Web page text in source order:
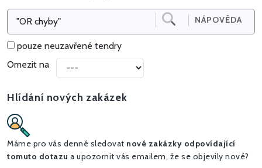
NÁPOVĚDA
pouze neuzavřené tendry
Omezit na
Hlídání nových zakázek
Máme pro vás denné sledovat nové zakázky odpovídající
tomuto dotazu a upozornit vás emailem, že se objevily nové?